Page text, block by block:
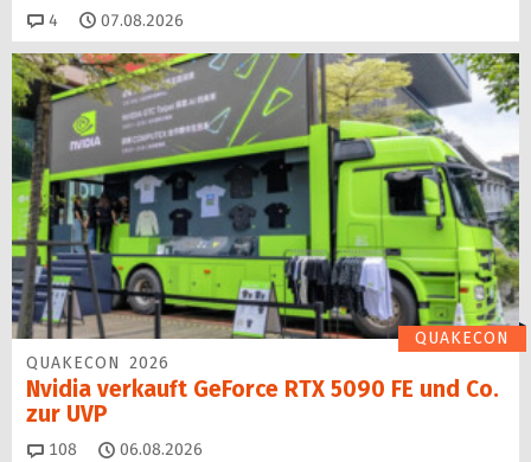
4 Kommentare
07.08.2026
QUAKECON
QUAKECON 2026
Nvidia verkauft GeForce RTX 5090 FE und Co.
zur UVP
108 Kommentare
06.08.2026